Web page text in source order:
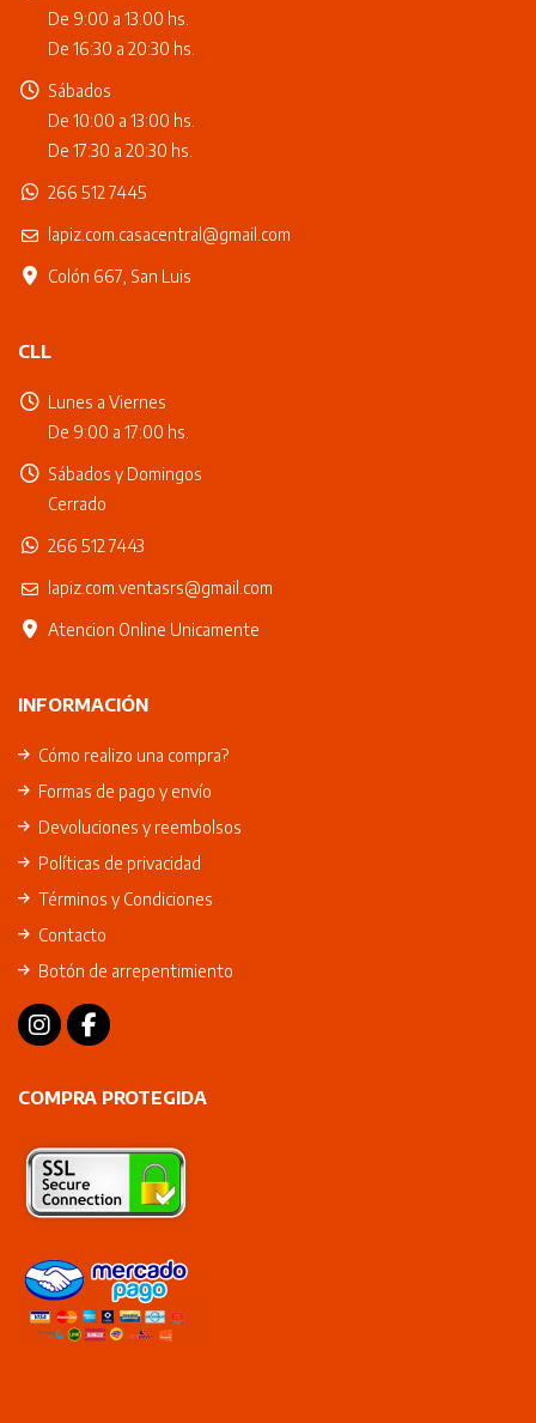
De 9:00 a 13:00 hs.
De 16:30 a 20:30 hs.
Sábados
De 10:00 a 13:00 hs.
De 17:30 a 20:30 hs.
266 512 7445
lapiz.com.casacentral@gmail.com
Colón 667, San Luis
CLL
Lunes a Viernes
De 9:00 a 17:00 hs.
Sábados y Domingos
Cerrado
266 512 7443
lapiz.com.ventasrs@gmail.com
Atencion Online Unicamente
INFORMACIÓN
Cómo realizo una compra?
Formas de pago y envío
Devoluciones y reembolsos
Políticas de privacidad
Términos y Condiciones
Contacto
Botón de arrepentimiento
COMPRA PROTEGIDA